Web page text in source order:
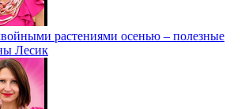
растениями осенью – полезные
Лесик